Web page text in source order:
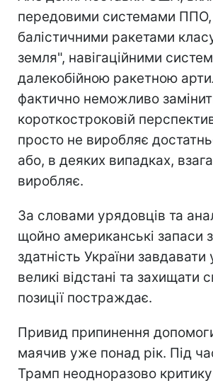
передовими системами ППО,
балістичними ракетами
земля", навігаційними
далекобійною ракетною
фактично неможливо
короткостроковій
просто не виробляє
або, в деяких випадках,
виробляє.
За словами урядовців та
щойно американські запаси
здатність України завдавати
великі відстані та захищати
позиції постраждає.
Привид припинення
маячив уже понад рік. Під
Трамп неодноразово